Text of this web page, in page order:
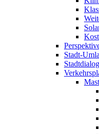
Stadt-
Stadtdialog